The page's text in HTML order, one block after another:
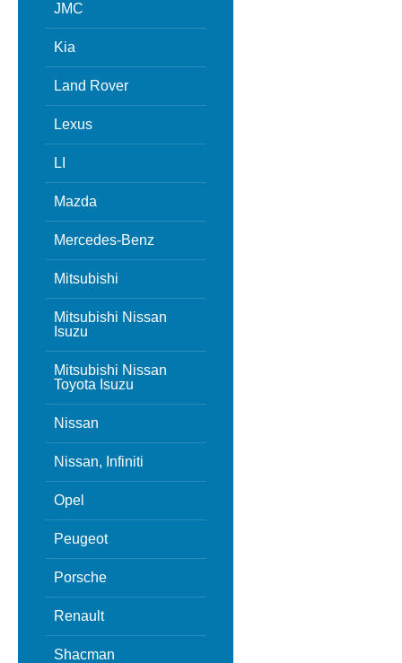
JMC
Kia
Land Rover
Lexus
LI
Mazda
Mercedes-Benz
Mitsubishi
Mitsubishi Nissan
Isuzu
Mitsubishi Nissan
Toyota Isuzu
Nissan
Nissan, Infiniti
Opel
Peugeot
Porsche
Renault
Shacman